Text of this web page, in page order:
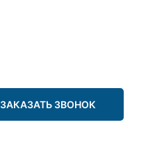
ЗАКАЗАТЬ ЗВОНОК